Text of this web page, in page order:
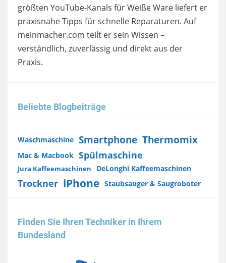
größten YouTube-Kanals für Weiße Ware liefert er
praxisnahe Tipps für schnelle Reparaturen. Auf
meinmacher.com teilt er sein Wissen –
verständlich, zuverlässig und direkt aus der
Praxis.
Beliebte Blogbeiträge
Waschmaschine Smartphone Thermomix
Mac & Macbook Spülmaschine
Jura Kaffeemaschinen DeLonghi Kaffeemaschinen
Trockner iPhone Staubsauger & Saugroboter
Finden Sie Ihren Techniker in Ihrem
Bundesland